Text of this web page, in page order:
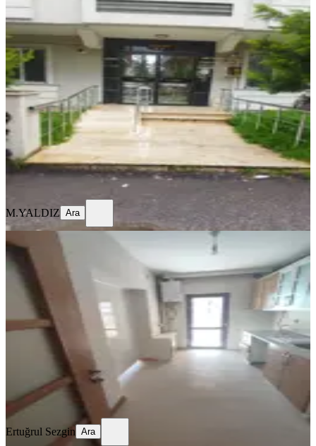
Bey Mahallesi Tuğcan Otel Arkası Çal
Sokak 2 Katta Kapalı Mutfaklı 2 Adet
Wc Balkonlu Daire
Gaziantep, Şahinbey
2+1
100 m²· 2. Kat· 20.06.2026
2.330.000 ₺
M.YALDIZ
M.YALDIZ Ara
BALKONLU
% 2
Şehir Hastanesi Yakını | 95 M² Net |
Güney Cephe | Masrafsız 2+1
Gaziantep, Şahinbey
2+1· Kot 1
2.650.000 ₺
Ertuğrul Sezgin
Ara
Ertuğrul Sezgin Ara